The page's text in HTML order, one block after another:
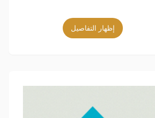
إظهار التفاصيل